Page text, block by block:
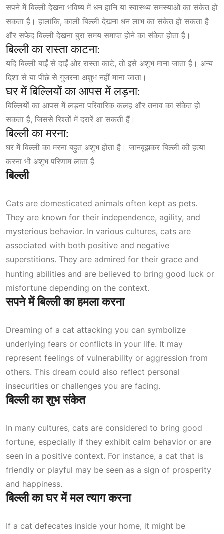
सपने में बिल्ली देखना भविष्य में धन हानि या स्वास्थ्य समस्याओं का संकेत हो
सकता है। हालांकि, काली बिल्ली देखना धन लाभ का संकेत हो सकता है
और सफेद बिल्ली देखना बुरा समय समाप्त होने का संकेत होता है।
बिल्ली का रास्ता काटना:
यदि बिल्ली बाईं से दाईं ओर रास्ता काटे, तो इसे अशुभ माना जाता है। अन्य
दिशा से या पीछे से गुजरना अशुभ नहीं माना जाता।
घर में बिल्लियों का आपस में लड़ना:
बिल्लियों का आपस में लड़ना परिवारिक कलह और तनाव का संकेत हो
सकता है, जिससे रिश्तों में दरारें आ सकती हैं।
बिल्ली का मरना:
घर में बिल्ली का मरना बहुत अशुभ होता है। जानबूझकर बिल्ली की हत्या
करना भी अशुभ परिणाम लाता है
बिल्ली
Cats are domesticated animals often kept as pets.
They are known for their independence, agility, and
mysterious behavior. In various cultures, cats are
associated with both positive and negative
superstitions. They are admired for their grace and
hunting abilities and are believed to bring good luck or
misfortune depending on the context.
सपने में बिल्ली का हमला करना
Dreaming of a cat attacking you can symbolize
underlying fears or conflicts in your life. It may
represent feelings of vulnerability or aggression from
others. This dream could also reflect personal
insecurities or challenges you are facing.
बिल्ली का शुभ संकेत
In many cultures, cats are considered to bring good
fortune, especially if they exhibit calm behavior or are
seen in a positive context. For instance, a cat that is
friendly or playful may be seen as a sign of prosperity
and happiness.
बिल्ली का घर में मल त्याग करना
If a cat defecates inside your home, it might be